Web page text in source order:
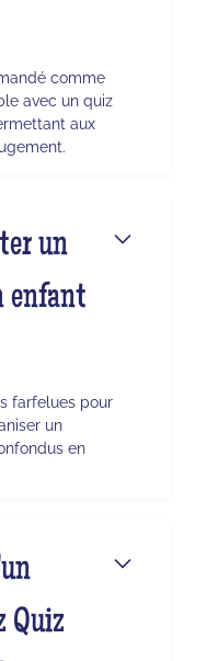
comme
avec un quiz
aux
un
enfant
farfelues pour
un
en
Quiz